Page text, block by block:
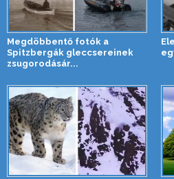
Megdöbbentő fotók a
Spitzbergák gleccsereinek
zsugorodásár...